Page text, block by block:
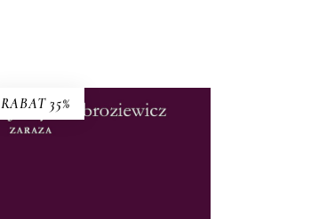
RABAT 35%ZARAZA
„Czujemy narastanie grozy” –